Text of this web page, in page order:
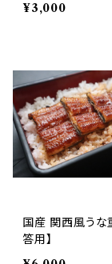
¥3,000
国産 関西風うな
答用】